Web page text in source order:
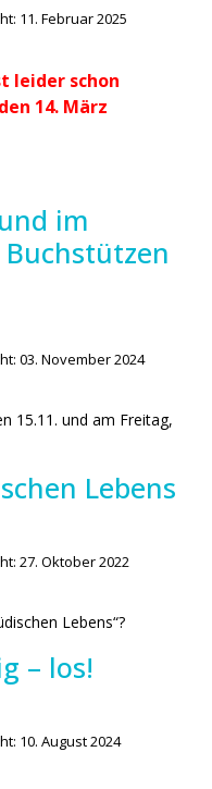
11. Februar 2025
leider schon
14. März
im
03. November 2024
15.11. und am Freitag,
Lebens
27. Oktober 2022
Lebens“?
– los!
10. August 2024